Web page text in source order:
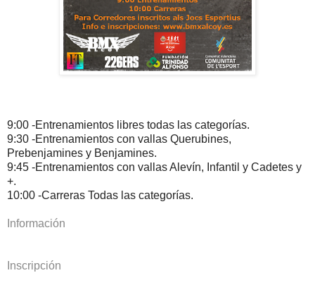
9:00 -Entrenamientos libres todas las categorías.
9:30 -Entrenamientos con vallas Querubines,
Prebenjamines y Benjamines.
9:45 -Entrenamientos con vallas Alevín, Infantil y Cadetes y
+.
10:00 -Carreras Todas las categorías.
Información
Inscripción